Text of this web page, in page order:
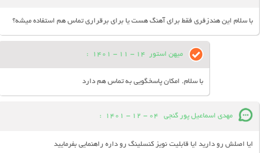
با سلام این هندزفری فقط برای آهنگ هست یا برای برقراری تماس هم استفاده میشه؟
میهن استور 14 - 11 - 1401
:
با سلام. امکان پاسخگویی به تماس هم دارد
مهدی اسماعیل پور گنجی 04 - 12 - 1401
:
ایا اصلش رو دارید ایا قابلیت نویز کنسلینگ رو داره راهنمایی بفرمایید